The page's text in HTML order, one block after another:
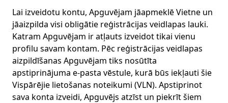
Lai izveidotu kontu, Apguvējam jāapmeklē Vietne un
jāaizpilda visi obligātie reģistrācijas veidlapas lauki.
Katram Apguvējam ir atļauts izveidot tikai vienu
profilu savam kontam. Pēc reģistrācijas veidlapas
aizpildīšanas Apguvējam tiks nosūtīta
apstiprinājuma e-pasta vēstule, kurā būs iekļauti šie
Vispārējie lietošanas noteikumi (VLN). Apstiprinot
sava konta izveidi, Apguvējs atzīst un piekrīt šiem